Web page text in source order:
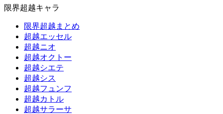
限界超越キャラ
限界超越まとめ
超越エッセル
超越ニオ
超越オクトー
超越シエテ
超越シス
超越フュンフ
超越カトル
超越サラーサ